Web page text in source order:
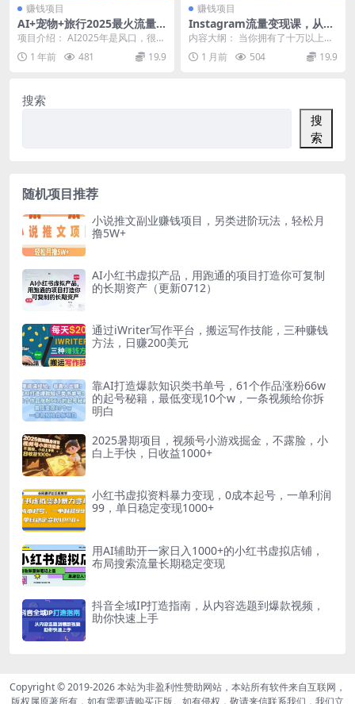
赚钱项目
AI+宠物+旅行2025最火流量
密码，轻松用AI宠物做文旅账
号，小白三分钟学会，N种变
现渠道，月入五位数
项目介绍： AI2025年是风口，很多
人都想借助AI，让做项目更轻松更
简单，但是...
1 年前 481 19.9
赚钱项目
Instagram流量变现课，从零
到十万粉，再把流量变成真金
白银——这套方法，让涨粉不
再靠运气【原创双语字幕】
内容大纲： 当你拥有了十万以上的
粉丝之后，你会学会怎样把这庞大
的关注量，变成实实...
1 月前 504 19.9
搜索
搜
索
随机项目推荐
小说推文副业赚钱项目，另类进阶玩法，轻松月
撸5W+
AI小红书虚拟产品，用跑通的项目打造你可复制
的长期资产（更新0712）
通过iWriter写作平台，搬运写作技能，三种赚钱
方法，日赚200美元
靠AI打造爆款知识类书单号，61个作品涨粉66w
的起号秘籍，最低变现10个w，一条视频给你拆
明白
2025暑期项目，视频号小游戏掘金，不露脸，小
白上手快，日收益1000+
小红书虚拟资料暴力变现，0成本起号，一单利润
99，单日稳定变现1000+
用AI辅助开一家日入1000+的小红书虚拟店铺，
布局搜索流量长期稳定变现
抖音全域IP打造指南，从内容选题到爆款视频，
助你快速上手
Copyright © 2019-2026本站为非盈利性赞助网站，本站所有软件来自互联网，